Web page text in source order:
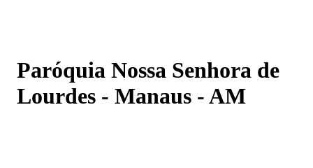
Paróquia Nossa Senhora de
Lourdes - Manaus - AM